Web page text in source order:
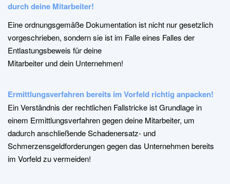
Absicherung durch eine rechtssichere Dokumentation
durch deine Mitarbeiter!
Eine ordnungsgemäße Dokumentation ist nicht nur gesetzlich
vorgeschrieben, sondern sie ist im Falle eines Falles der
Entlastungsbeweis für deine
Ermittlungsverfahren bereits im Vorfeld richtig anpacken!
Ein Verständnis der rechtlichen Fallstricke ist Grundlage in
einem Ermittlungsverfahren gegen deine Mitarbeiter, um
dadurch anschließende Schadenersatz- und
Schmerzensgeldforderungen gegen das Unternehmen bereits